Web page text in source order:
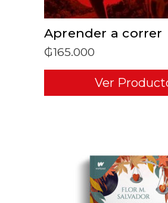
Aprender a correr
₲165.000
Ver